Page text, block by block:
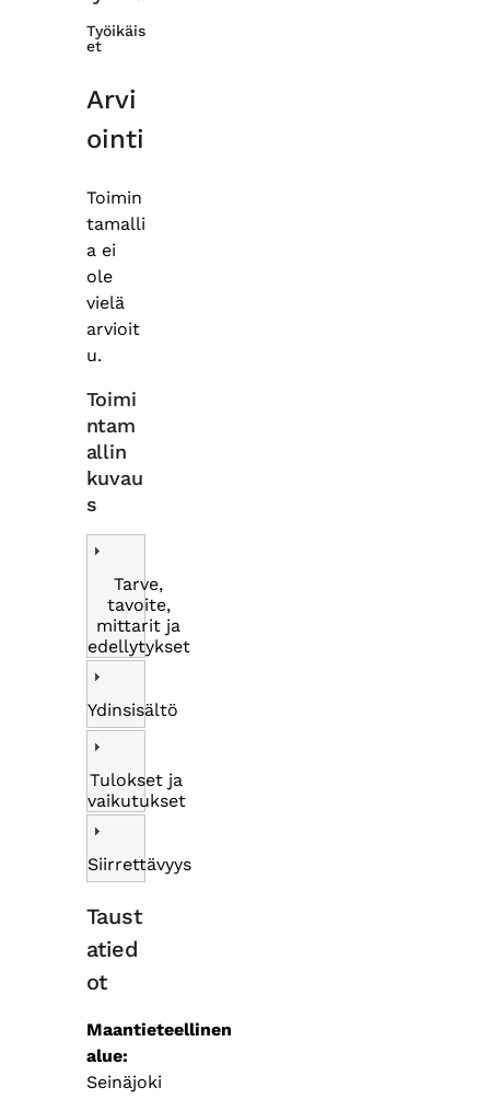
Työikäis
et
Arvi
ointi
Toimin
tamalli
a ei
ole
vielä
arvioit
u.
Toimi
ntam
allin
kuvau
s
Tarve,
tavoite,
mittarit ja
edellytykset
Ydinsisältö
Tulokset ja
vaikutukset
Siirrettävyys
Taust
atied
ot
Maantieteellinen
alue
Seinäjoki